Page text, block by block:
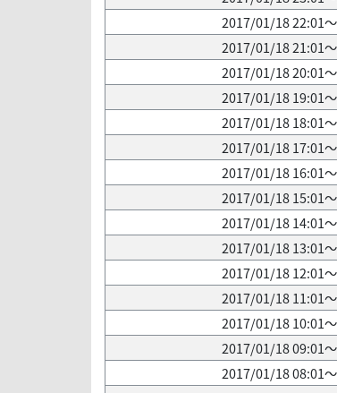
2017/01/18 22:01
2017/01/18 21:01
2017/01/18 20:01
2017/01/18 19:01
2017/01/18 18:01
2017/01/18 17:01
2017/01/18 16:01
2017/01/18 15:01
2017/01/18 14:01
2017/01/18 13:01
2017/01/18 12:01
2017/01/18 11:01
2017/01/18 10:01
2017/01/18 09:01
2017/01/18 08:01